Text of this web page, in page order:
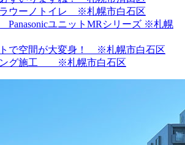
ウーノトイレ ※札幌市白石区
ユニットMRシリーズ ※札幌
で空間が大変身！ ※札幌市白石区
グ施工 ※札幌市白石区